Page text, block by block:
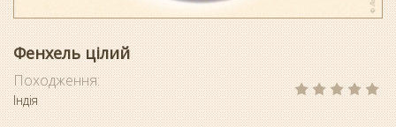
Фенхель цілий
Походження:
Індія